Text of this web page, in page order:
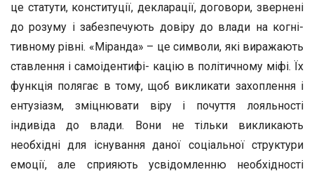
це статути, конституції, декларації, договори, звернені
до розуму і забезпечують довіру до влади на когні-
тивному рівні. «Міранда» – це символи, які виражають
ставлення і самоідентифі- кацію в політичному міфі. Їх
функція полягає в тому, щоб викликати захоплення і
ентузіазм, зміцнювати віру і почуття лояльності
індивіда до влади. Вони не тільки викликають
необхідні для існування даної соціальної структури
емоції, але сприяють усвідомленню необхідності